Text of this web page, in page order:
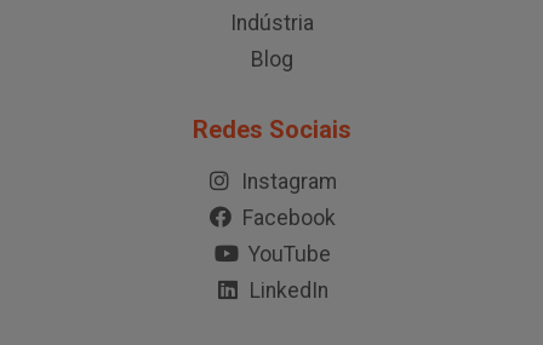
Indústria
Blog
Redes Sociais
Instagram
Facebook
YouTube
LinkedIn